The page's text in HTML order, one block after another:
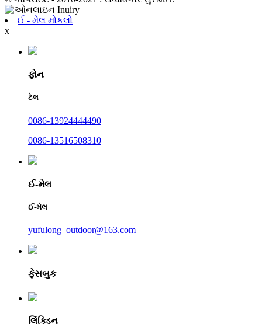
ઈ - મેલ મોકલો
x
ફોન
ટેલ
0086-13924444490
0086-13516508310
ઈ-મેલ
ઈ-મેલ
yufulong_outdoor@163.com
ફેસબુક
લિંક્ડિન